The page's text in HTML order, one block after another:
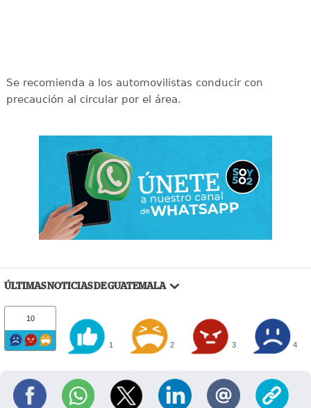
Se recomienda a los automovilistas conducir con
precaución al circular por el área.
ÚLTIMAS NOTICIAS DE GUATEMALA
10
1 2 3 4